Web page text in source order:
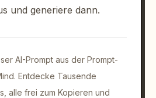
und generiere dann.
AI-Prompt aus der Prompt-
Entdecke Tausende
alle frei zum Kopieren und